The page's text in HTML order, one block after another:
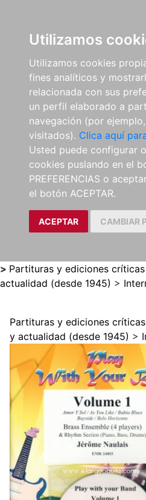
Utilizamos
Utilizamos cookies
fines analíticos y
relacionada con sus
un perfil elaborado a
navegación (por
visitados). Clica aquí
Usted puede configurar
cookies puslando en el
PREFERENCIAS o
el botón ACEPTAR.
ACEPTAR CAMBIAR
> Partituras y ediciones críticas
actualidad (desde 1945) >
Partituras y ediciones críticas
y actualidad (desde 1945) >